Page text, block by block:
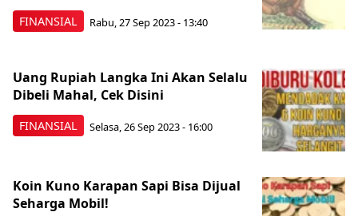
FINANSIAL Rabu, 27 Sep 2023 - 13:40
FINANSIAL
Uang Rupiah Langka Ini Akan Selalu
Dibeli Mahal, Cek Disini
Selasa, 26 Sep 2023 - 16:00
Koin Kuno Karapan Sapi Bisa Dijual
Seharga Mobil!